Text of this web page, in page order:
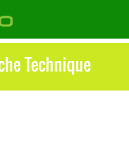
Technique